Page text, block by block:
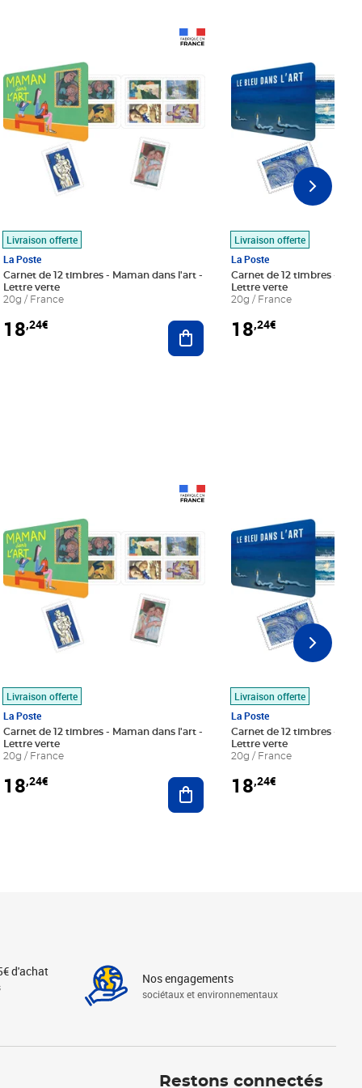
au panier
Livraison offerte
La Poste
Carnet de 12 timbres - Maman dans l'art -
Lettre verte
20g / France
18,24€ Ajouter au panier
Livraison offerte
La Poste
Carnet de 12 timbres - Le
Lettre verte
20g / France
18,24€
au panier
Livraison offerte
La Poste
Carnet de 12 timbres - Maman dans l'art -
Lettre verte
20g / France
18,24€ Ajouter au panier
Livraison offerte
La Poste
Carnet de 12 timbres - Le
Lettre verte
20g / France
18,24€
d'achat Nos engagements
sociétaux et environnementaux
Restons connectés